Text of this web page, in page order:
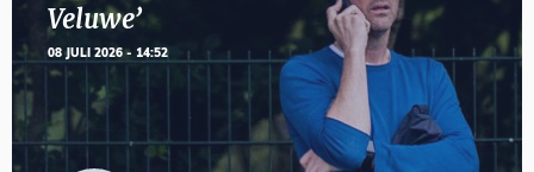
Veluwe’
08 JULI 2026 - 14:52